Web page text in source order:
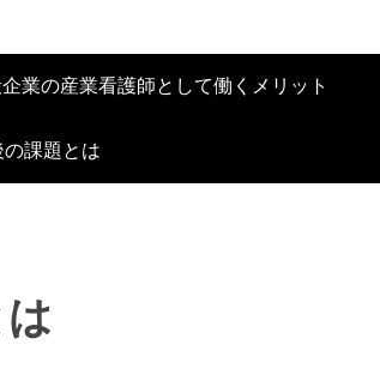
業の産業看護師として働くメリット
課題とは